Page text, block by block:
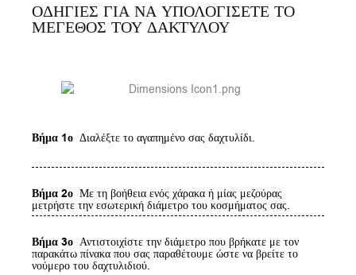
ΟΔΗΓΙΕΣ ΓΙΑ ΝΑ ΥΠΟΛΟΓΙΣΕΤΕ ΤΟ
ΜΕΓΕΘΟΣ ΤΟΥ ΔΑΚΤΥΛΟΥ
Βήμα 1ο Διαλέξτε το αγαπημένο σας δαχτυλίδι.
Βήμα 2ο Με τη βοήθεια ενός χάρακα ή μίας μεζούρας
μετρήστε την εσωτερική διάμετρο του κοσμήματος σας.
Βήμα 3ο Αντιστοιχίστε την διάμετρο που βρήκατε με τον
παρακάτω πίνακα που σας παραθέτουμε ώστε να βρείτε το
νούμερο του δαχτυλιδιού.